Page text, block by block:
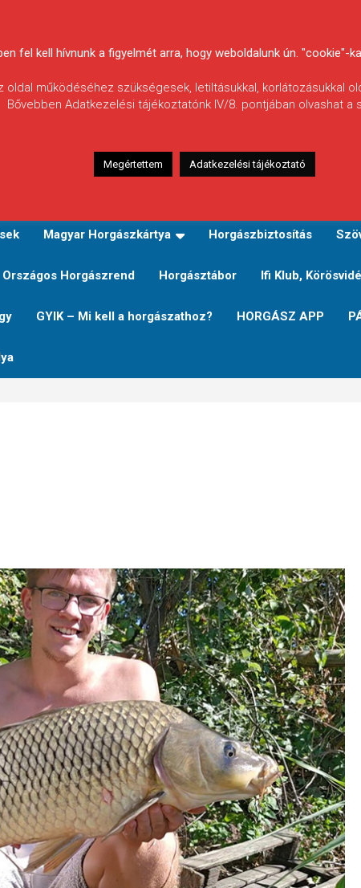
Magyar Horgászkártya Horgászbiztosítás
Országos Horgászrend Horgásztábor Ifi Klub,
GYIK – Mi kell a horgászathoz? HORGÁSZ APP
fel kell hívnunk a figyelmét arra, hogy weboldalunk ún. "cookie"-
oldal működéséhez szükségesek, letiltásukkal, korlátozásukkal
Bővebben Adatkezelési tájékoztatónk IV/8. pontjában olvashat a
Megértettem Adatkezelési tájékoztató